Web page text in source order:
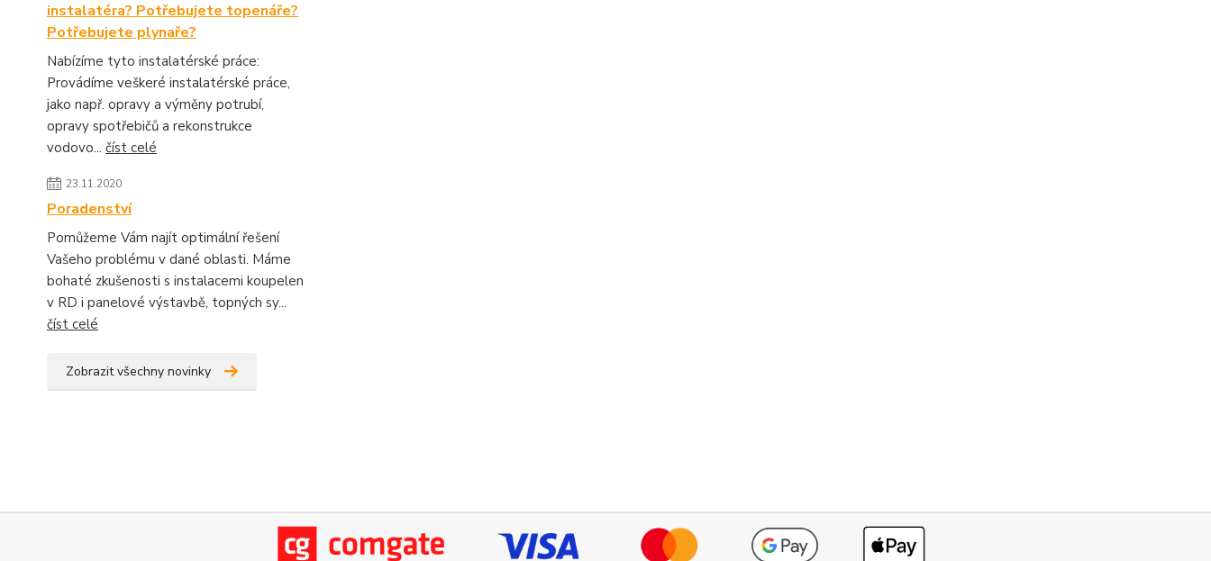
instalatéra? Potřebujete topenáře?
Potřebujete plynaře?
Nabízíme tyto instalatérské práce:
Provádíme veškeré instalatérské práce,
jako např. opravy a výměny potrubí,
opravy spotřebičů a rekonstrukce
vodovo... číst celé
23.11.2020
Poradenství
Pomůžeme Vám najít optimální řešení
Vašeho problému v dané oblasti. Máme
bohaté zkušenosti s instalacemi koupelen
v RD i panelové výstavbě, topných sy...
číst celé
Zobrazit všechny novinky